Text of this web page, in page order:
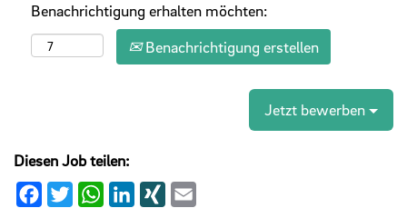
Benachrichtigung erhalten möchten:
Benachrichtigung erstellen
Jetzt bewerben
Diesen Job teilen:
Facebook
TwitterWhatsApp
LinkedIn
XING